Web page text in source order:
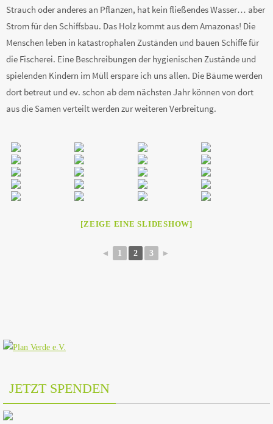
Strauch oder anderes an Pflanzen, hat kein fließendes Wasser… aber
Strom für den Schiffsbau. Das Holz kommt aus dem Amazonas! Die
Menschen leben in katastrophalen Zuständen und bauen Schiffe für
die Fischerei. Eine Beschreibungen der hygienischen Zustände und
spielenden Kindern im Müll erspare ich uns allen. Die Bäume werden
dort betreut und ev. schon ab dem nächsten Jahr können von dort
aus die Samen verteilt werden zur weiteren Verbreitung.
[ZEIGE EINE SLIDESHOW]
◄ 1 2 3 ►
JETZT SPENDEN